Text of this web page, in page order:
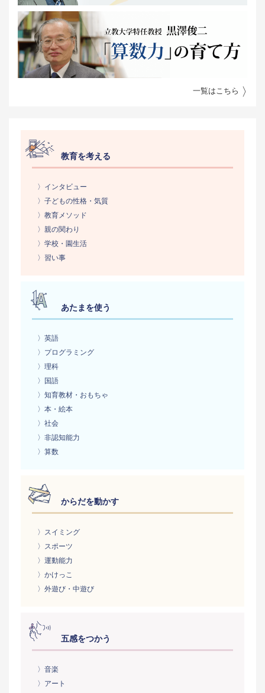
一覧はこちら
教育を考える
〉インタビュー
〉子どもの性格・気質
〉教育メソッド
〉親の関わり
〉学校・園生活
〉習い事
あたまを使う
〉英語
〉プログラミング
〉理科
〉国語
〉知育教材・おもちゃ
〉本・絵本
〉社会
〉非認知能力
〉算数
からだを動かす
〉スイミング
〉スポーツ
〉運動能力
〉かけっこ
〉外遊び・中遊び
五感をつかう
〉音楽
〉アート